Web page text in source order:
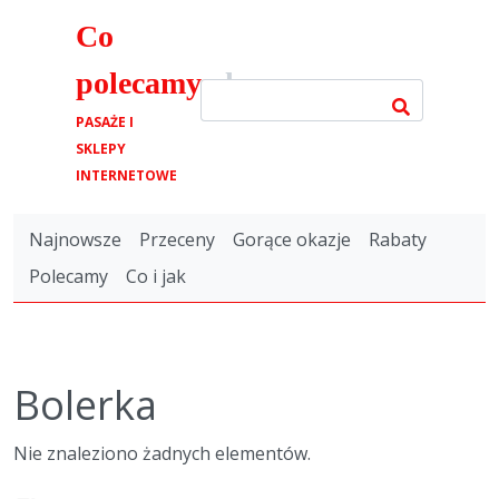
Co
polecamy.pl
PASAŻE I
SKLEPY
INTERNETOWE
Najnowsze Przeceny Gorące okazje
Rabaty
Polecamy
Co i jak
Bolerka
Nie znaleziono żadnych elementów.